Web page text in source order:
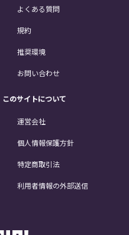
よくある質問
規約
推奨環境
お問い合わせ
このサイトについて
運営会社
個人情報保護方針
特定商取引法
利用者情報の外部送信